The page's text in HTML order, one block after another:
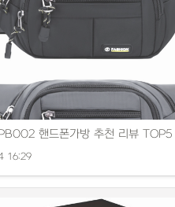
실용성 높은 핸드폰가방을 소개합니다.
핸드폰가방 추천 리뷰 TOP5
16:29